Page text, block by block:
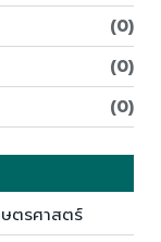
(0)
(0)
(0)
ตรศาสตร์